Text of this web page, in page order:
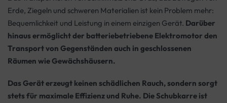
Erde, Ziegeln und schweren Materialien ist kein Problem mehr:
Bequemlichkeit und Leistung in einem einzigen Gerät. Darüber
hinaus ermöglicht der batteriebetriebene Elektromotor den
Transport von Gegenständen auch in geschlossenen
Räumen wie Gewächshäusern.
Das Gerät erzeugt keinen schädlichen Rauch, sondern sorgt
stets für maximale Effizienz und Ruhe. Die Schubkarre ist